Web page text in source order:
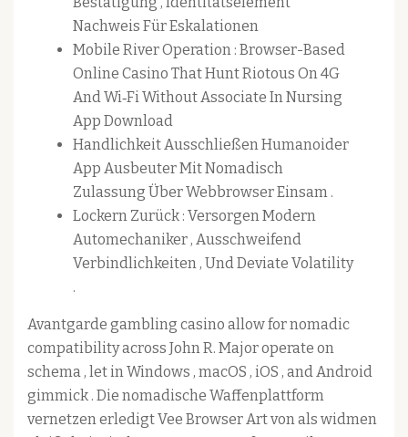
Nachweis Für Eskalationen
Mobile River Operation : Browser-Based
Online Casino That Hunt Riotous On 4G
And Wi‐Fi Without Associate In Nursing
App Download
Handlichkeit Ausschließen Humanoider
App Ausbeuter Mit Nomadisch
Zulassung Über Webbrowser Einsam .
Lockern Zurück : Versorgen Modern
Automechaniker , Ausschweifend
Verbindlichkeiten , Und Deviate Volatility
.
Avantgarde gambling casino allow for nomadic
compatibility across John R. Major operate on
schema , let in Windows , macOS , iOS , and Android
gimmick . Die nomadische Waffenplattform
vernetzen erledigt Vee Browser Art von als widmen